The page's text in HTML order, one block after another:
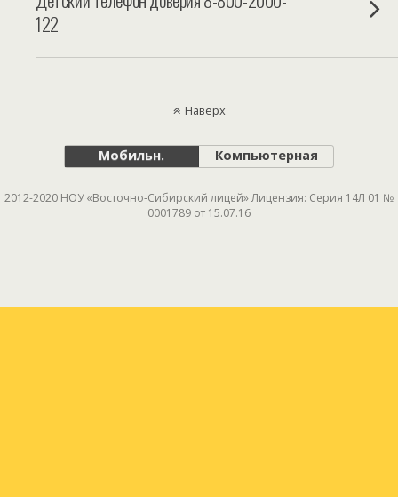
122
Наверх
Мобильн. Компьютерная
2012-2020 НОУ «Восточно-Сибирский лицей» Лицензия: Серия 14Л 01 №
0001789 от 15.07.16